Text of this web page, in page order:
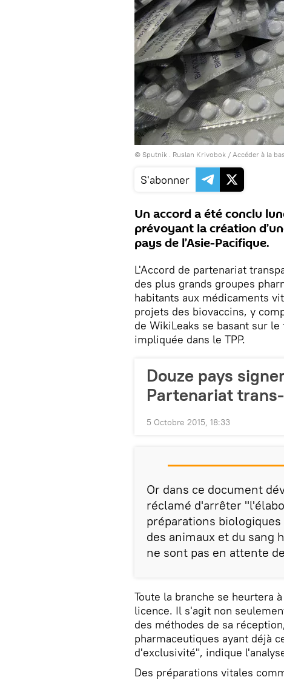
© Sputnik . Ruslan Krivobok / Accéder à la
S'abonner
Un accord a été conclu
prévoyant la création
pays de l’Asie-Pacifique.
L'Accord de partenariat
des plus grands groupes
habitants aux médicaments
projets des biovaccins, y
de WikiLeaks se basant sur
impliquée dans le TPP.
Douze pays
Partenariat
5 Octobre 2015, 18:33
Or dans ce document
réclamé d'arrêter
préparations
des animaux et du sang
ne sont pas en attente
Toute la branche se heurtera
licence. Il s'agit non
des méthodes de sa
pharmaceutiques ayant déjà
d'exclusivité", indique
Des préparations vitales